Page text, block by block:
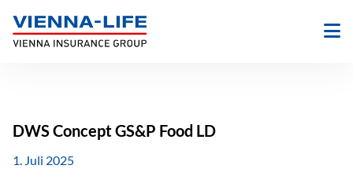
Inhalt
springen
DWS Concept GS&P Food LD
1. Juli 2025